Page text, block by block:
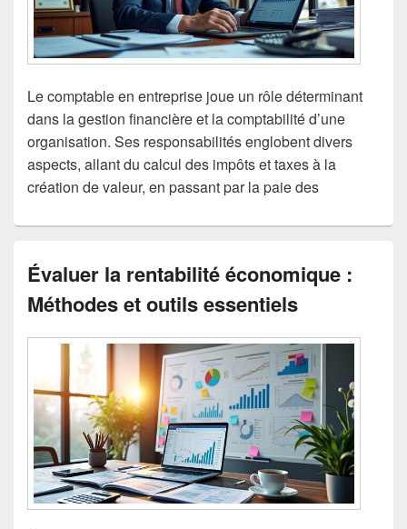
Le comptable en entreprise joue un rôle déterminant
dans la gestion financière et la comptabilité d’une
organisation. Ses responsabilités englobent divers
aspects, allant du calcul des impôts et taxes à la
création de valeur, en passant par la paie des
Évaluer la rentabilité économique :
Méthodes et outils essentiels